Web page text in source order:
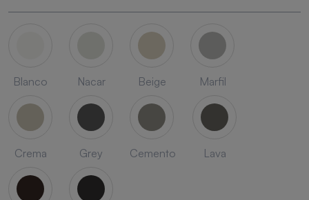
Blanco Nacar Beige Marfil
Crema Grey Cemento Lava